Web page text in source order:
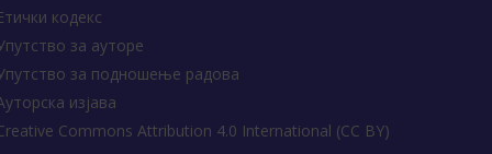
кодекс
за ауторе
за подношење радова
изјава
Commons Attribution 4.0 International (CC BY)